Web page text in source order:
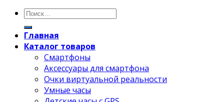
Главная
Каталог товаров
Смартфоны
Аксессуары для смартфона
Очки виртуальной реальности
Умные часы